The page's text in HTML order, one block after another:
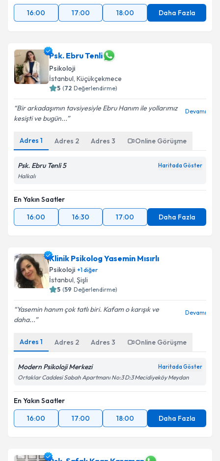
16:00
17:00 18:00 Daha Fazla
Psk. Ebru Tenli
Psikoloji
İstanbul, Küçükçekmece
5 (72 Değerlendirme)
Bir arkadaşımın tavsiyesiyle Ebru Hanım ile yollarımız
kesişti ve bugün...
Devamı
Adres 1 Adres 2 Adres 3 Online Görüşme
Psk. Ebru Tenli 5 Haritada Göster
Halkalı
En Yakın Saatler
16:00
16:30 17:00 Daha Fazla
Klinik Psikolog Yasemin Mısırlı
Psikoloji +1diğer
İstanbul, Şişli
5 (59 Değerlendirme)
Yasemin hanım çok tatlı biri. Kafam o karışık ve
daha...
Devamı
Adres 1 Adres 2 Adres 3 Online Görüşme
Modern Psikoloji Merkezi Haritada Göster
Ortaklar Caddesi Sabah Apartmanı No:3 D:3 Mecidiyeköy Meydan
En Yakın Saatler
16:00
17:00 18:00 Daha Fazla